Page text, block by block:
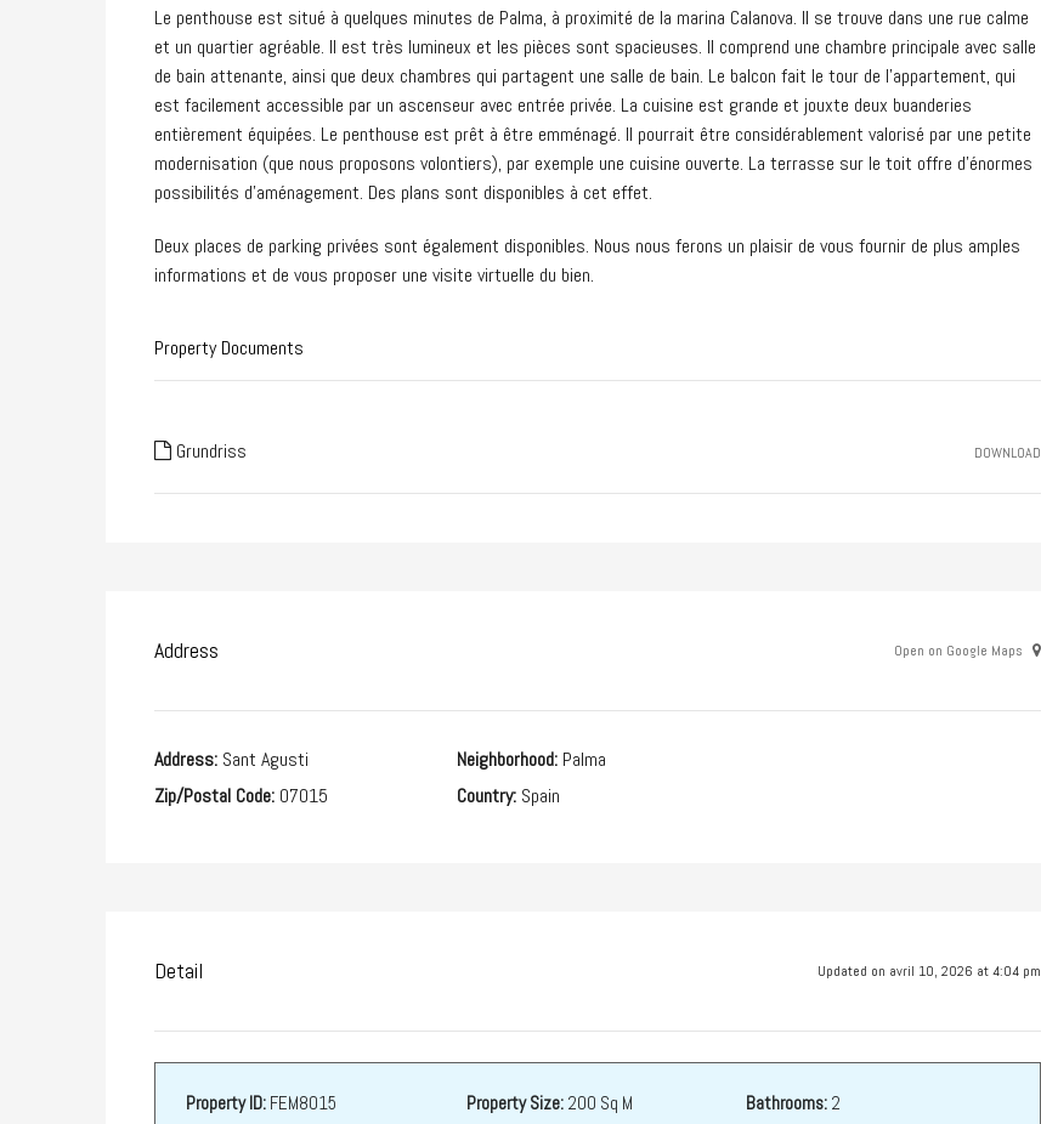
Le penthouse est situé à quelques minutes de Palma, à proximité de la marina Calanova. Il se trouve dans une rue calme
et un quartier agréable. Il est très lumineux et les pièces sont spacieuses. Il comprend une chambre principale avec salle
de bain attenante, ainsi que deux chambres qui partagent une salle de bain. Le balcon fait le tour de l’appartement, qui
est facilement accessible par un ascenseur avec entrée privée. La cuisine est grande et jouxte deux buanderies
entièrement équipées. Le penthouse est prêt à être emménagé. Il pourrait être considérablement valorisé par une petite
modernisation (que nous proposons volontiers), par exemple une cuisine ouverte. La terrasse sur le toit offre d’énormes
possibilités d’aménagement. Des plans sont disponibles à cet effet.
Deux places de parking privées sont également disponibles. Nous nous ferons un plaisir de vous fournir de plus amples
informations et de vous proposer une visite virtuelle du bien.
Property Documents
Grundriss DOWNLOAD
Address Open on Google Maps
Address: Sant Agusti
Zip/Postal Code: 07015
Neighborhood: Palma
Country: Spain
Detail Updated on avril 10, 2026 at 4:04 pm
Property ID: FEM8015 Property Size:200 Sq M Bathrooms: 2